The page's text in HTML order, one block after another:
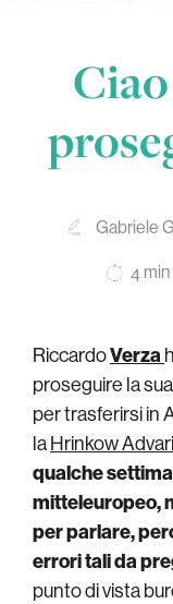
Gabriele
4 min
RiccardoVerza
proseguire la
per trasferirsi in
laHrinkow
qualche
mitteleuropeo,
per parlare,
errori tali da
punto di vista